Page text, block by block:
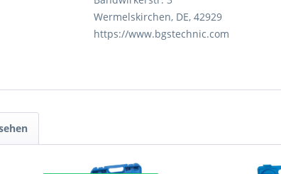
Wermelskirchen, DE, 42929
https://www.bgstechnic.com